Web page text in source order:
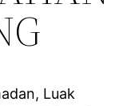
Luak